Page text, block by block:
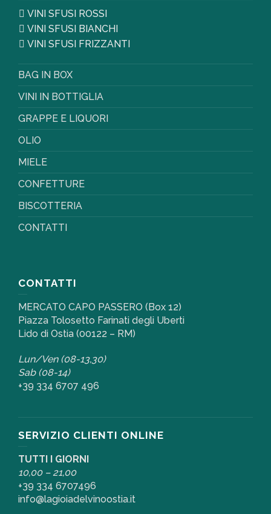
VINI SFUSI ROSSI
VINI SFUSI BIANCHI
VINI SFUSI FRIZZANTI
BAG IN BOX
VINI IN BOTTIGLIA
GRAPPE E LIQUORI
OLIO
MIELE
CONFETTURE
BISCOTTERIA
CONTATTI
CONTATTI
MERCATO CAPO PASSERO (Box 12)
Piazza Tolosetto Farinati degli Uberti
Lido di Ostia (00122 – RM)
Lun/Ven (08-13,30)
Sab (08-14)
+39 334 6707 496
SERVIZIO CLIENTI ONLINE
TUTTI I GIORNI
10,00 – 21,00
+39 334 6707496
info@lagioiadelvinoostia.it